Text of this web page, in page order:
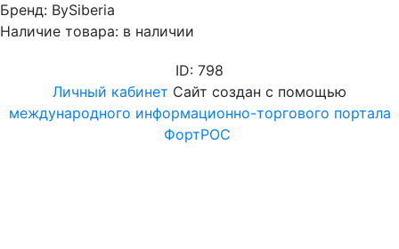
Бренд: BySiberia
Наличие товара: в наличии
ID: 798
Личный кабинет Сайт создан с помощью
международного информационно-торгового портала
ФортРОС